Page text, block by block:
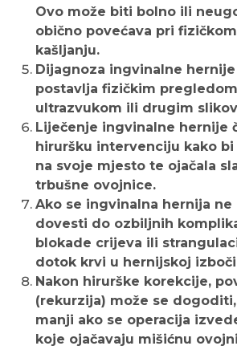
Ovo može biti bolno ili
obično povećava pri
kašljanju.
Dijagnoza ingvinalne
postavlja fizičkim
ultrazvukom ili drugim
Liječenje ingvinalne hernije
hiruršku intervenciju kako
na svoje mjesto te ojačala
trbušne ovojnice.
Ako se ingvinalna hernija ne
dovesti do ozbiljnih
blokade crijeva ili
dotok krvi u hernijskoj
Nakon hirurške korekcije,
(rekurzija) može se
manji ako se operacija
koje ojačavaju mišićnu